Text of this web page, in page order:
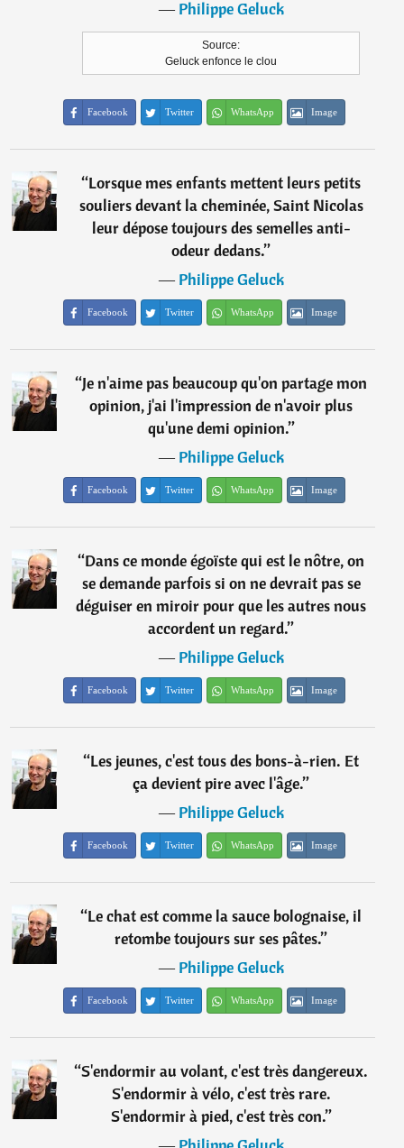
―Philippe Geluck
Source:
Geluck enfonce le clou
Facebook Twitter WhatsApp Image
“Lorsque mes enfants mettent leurs petits
souliers devant la cheminée, Saint Nicolas
leur dépose toujours des semelles anti-
odeur dedans.”
―Philippe Geluck
Facebook Twitter WhatsApp Image
“Je n'aime pas beaucoup qu'on partage mon
opinion, j'ai l'impression de n'avoir plus
qu'une demi opinion.”
―Philippe Geluck
Facebook Twitter WhatsApp Image
“Dans ce monde égoïste qui est le nôtre, on
se demande parfois si on ne devrait pas se
déguiser en miroir pour que les autres nous
accordent un regard.”
―Philippe Geluck
Facebook Twitter WhatsApp Image
“Les jeunes, c'est tous des bons-à-rien. Et
ça devient pire avec l'âge.”
―Philippe Geluck
Facebook Twitter WhatsApp Image
“Le chat est comme la sauce bolognaise, il
retombe toujours sur ses pâtes.”
―Philippe Geluck
Facebook Twitter WhatsApp Image
“S'endormir au volant, c'est très dangereux.
S'endormir à vélo, c'est très rare.
S'endormir à pied, c'est très con.”